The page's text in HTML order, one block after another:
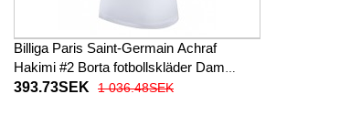
Billiga Paris Saint-Germain Achraf
Hakimi #2 Borta fotbollskläder Dam
2025-26 Kortärmad
393.73SEK 1 036.48SEK